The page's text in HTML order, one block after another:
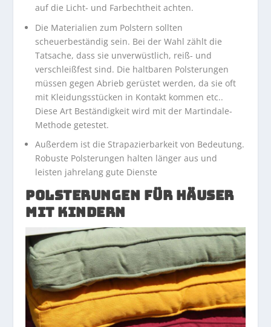
auf die Licht- und Farbechtheit achten.
Die Materialien zum Polstern sollten
scheuerbeständig sein. Bei der Wahl zählt die
Tatsache, dass sie unverwüstlich, reiß- und
verschleißfest sind. Die haltbaren Polsterungen
müssen gegen Abrieb gerüstet werden, da sie oft
mit Kleidungsstücken in Kontakt kommen etc..
Diese Art Beständigkeit wird mit der Martindale-
Methode getestet.
Außerdem ist die Strapazierbarkeit von Bedeutung.
Robuste Polsterungen halten länger aus und
leisten jahrelang gute Dienste
POLSTERUNGEN FÜR HÄUSER
MIT KINDERN